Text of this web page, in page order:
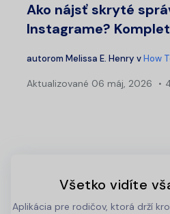
Ako nájsť skryté
Instagrame?
autorom Melissa E. Henry vHow
Aktualizované 06 máj, 2026
Všetko vidíte
Aplikácia pre rodičov, ktorá drží